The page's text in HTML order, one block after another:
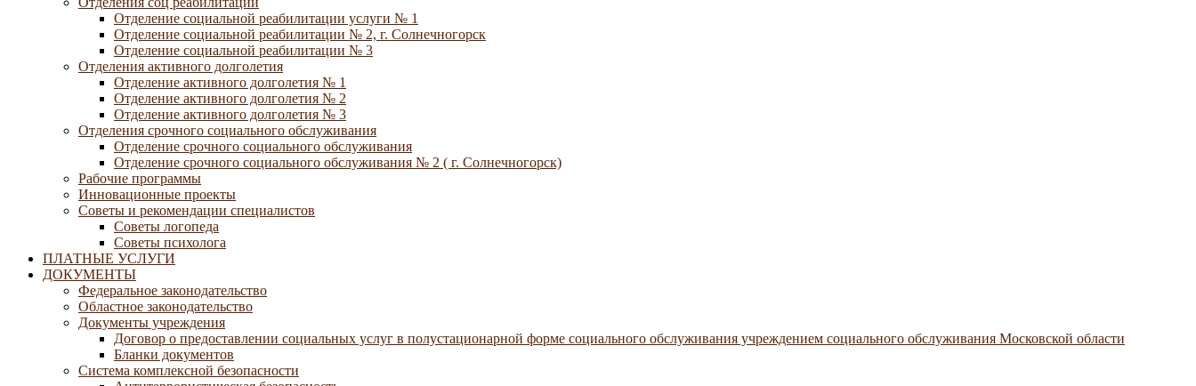
Отделение социальной реабилитации услуги № 1
Отделение социальной реабилитации № 2, г. Солнечногорск
Отделение социальной реабилитации № 3
Отделения активного долголетия
Отделение активного долголетия № 1
Отделение активного долголетия № 2
Отделение активного долголетия № 3
Отделения срочного социального обслуживания
Отделение срочного социального обслуживания
Отделение срочного социального обслуживания № 2 ( г. Солнечногорск)
Рабочие программы
Инновационные проекты
Советы и рекомендации специалистов
Советы логопеда
Советы психолога
ПЛАТНЫЕ УСЛУГИ
ДОКУМЕНТЫ
Федеральное законодательство
Областное законодательство
Документы учреждения
Договор о предоставлении социальных услуг в полустационарной форме социального обслуживания учреждением социального обслуживания Московской области
Бланки документов
Система комплексной безопасности